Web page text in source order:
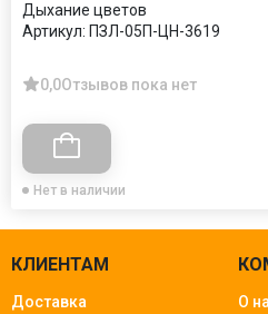
Дыхание цветов
Артикул: ПЗЛ-05П-ЦН-3619
0,0Отзывов пока нет
Нет в наличии
КЛИЕНТАМ
Доставка
О